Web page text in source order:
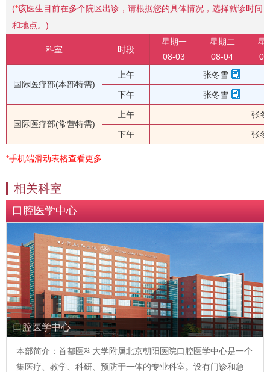
(*该医生目前在多个院区出诊，请根据您的具体情况，选择就诊时间
和地点。)
科室 时段
星期一
08-03
星期二
08-04
星
国际医疗部(本部特需)
上午 张冬雪
下午 张冬雪
国际医疗部(常营特需)
上午 张
下午 张
*手机端滑动表格查看更多
相关科室
口腔医学中心
口腔医学中心
本部简介：首都医科大学附属北京朝阳医院口腔医学中心是一个
集医疗、教学、科研、预防于一体的专业科室。设有门诊和急